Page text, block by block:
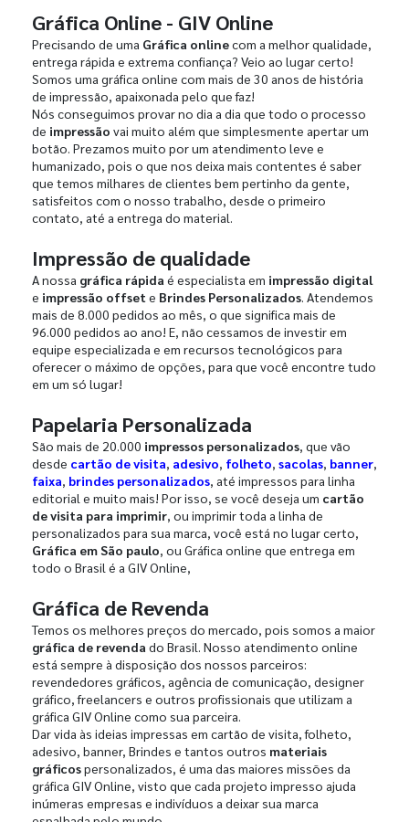
Gráfica Online - GIV Online
Precisando de uma Gráfica onlinecom a melhor qualidade,
entrega rápida e extrema confiança? Veio ao lugar certo!
Somos uma gráfica online com mais de 30 anos de história
de impressão, apaixonada pelo que faz!
Nós conseguimos provar no dia a dia que todo o processo
de impressão vai muito além que simplesmente apertar um
botão. Prezamos muito por um atendimento leve e
humanizado, pois o que nos deixa mais contentes é saber
que temos milhares de clientes bem pertinho da gente,
satisfeitos com o nosso trabalho, desde o primeiro
contato, até a entrega do material.
Impressão de qualidade
A nossa gráfica rápida é especialista em impressão digital
e impressão offset e Brindes Personalizados. Atendemos
mais de 8.000 pedidos ao mês, o que significa mais de
96.000 pedidos ao ano! E, não cessamos de investir em
equipe especializada e em recursos tecnológicos para
oferecer o máximo de opções, para que você encontre tudo
em um só lugar!
Papelaria Personalizada
São mais de 20.000 impressos personalizados, que vão
desde cartão de visita, adesivo, folheto, sacolas, banner,
faixa, brindes personalizados, até impressos para linha
editorial e muito mais! Por isso, se você deseja um cartão
de visita para imprimir, ou imprimir toda a linha de
personalizados para sua marca, você está no lugar certo,
Gráfica em São paulo, ou Gráfica online que entrega em
todo o Brasil é a GIV Online,
Gráfica de Revenda
Temos os melhores preços do mercado, pois somos a maior
gráfica de revenda do Brasil. Nosso atendimento online
está sempre à disposição dos nossos parceiros:
revendedores gráficos, agência de comunicação, designer
gráfico, freelancers e outros profissionais que utilizam a
gráfica GIV Online como sua parceira.
Dar vida às ideias impressas em cartão de visita, folheto,
adesivo, banner, Brindes e tantos outros materiais
gráficospersonalizados, é uma das maiores missões da
gráfica GIV Online, visto que cada projeto impresso ajuda
inúmeras empresas e indivíduos a deixar sua marca